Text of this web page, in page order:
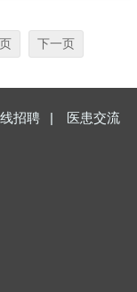
下一页
招聘 |
医患交流